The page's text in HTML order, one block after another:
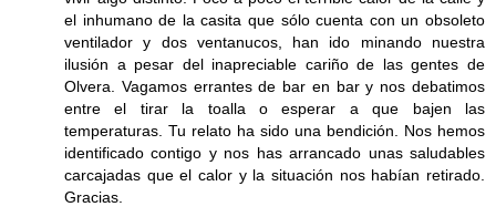
el inhumano de la casita que sólo cuenta con un obsoleto
ventilador y dos ventanucos, han ido minando nuestra
ilusión a pesar del inapreciable cariño de las gentes de
Olvera. Vagamos errantes de bar en bar y nos debatimos
entre el tirar la toalla o esperar a que bajen las
temperaturas. Tu relato ha sido una bendición. Nos hemos
identificado contigo y nos has arrancado unas saludables
carcajadas que el calor y la situación nos habían retirado.
Gracias.